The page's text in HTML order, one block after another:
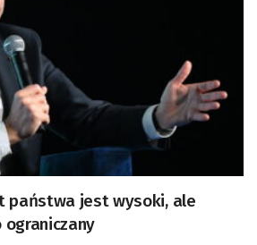
państwa jest wysoki, ale